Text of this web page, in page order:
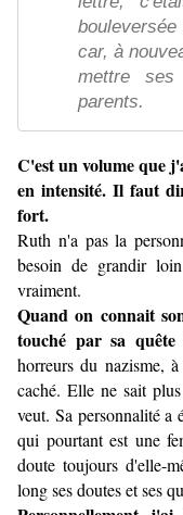
car, à
mettre
parents.
C'est un volume que
en intensité. Il faut
fort.
Ruth n'a pas la
besoin de grandir
vraiment.
Quand on connait
touché par sa quête
horreurs du nazisme,
caché. Elle ne sait
veut. Sa personnalité a
qui pourtant est une
doute toujours d'elle-
long ses doutes et ses